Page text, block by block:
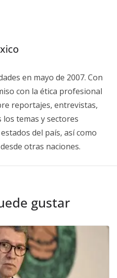
en mayo de 2007. Con
con la ética profesional
reportajes, entrevistas,
temas y sectores
del país, así como
otras naciones.
gustar